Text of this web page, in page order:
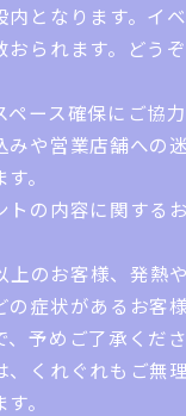
となります。イ
おられます。どう
ース確保にご協力
や営業店舗への
。
の内容に関する
のお客様、発熱
の症状があるお客
、予めご了承くだ
、くれぐれもご無
。